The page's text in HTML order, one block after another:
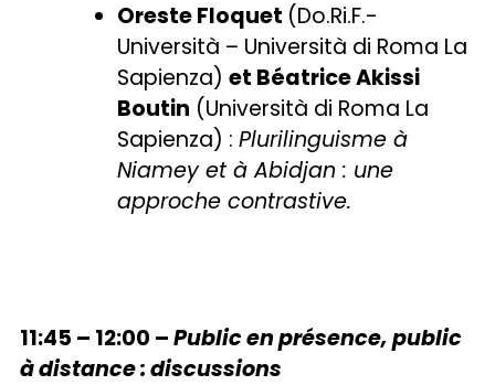
Oreste Floquet (Do.Ri.F.-
Università – Università di Roma La
Sapienza)et Béatrice Akissi
Boutin (Università di Roma La
Sapienza) :Plurilinguisme à
Niamey et à Abidjan : une
approche contrastive.
11:45 – 12:00 –Public en présence, public
à distance : discussions